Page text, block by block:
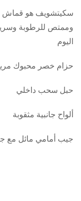
سكيتشويف هو قماش
وممتص للرطوبة
اليوم
حزام خصر محبوك
حبل سحب داخلي
ألواح جانبية مثقوبة
جيب أمامي مائل مع